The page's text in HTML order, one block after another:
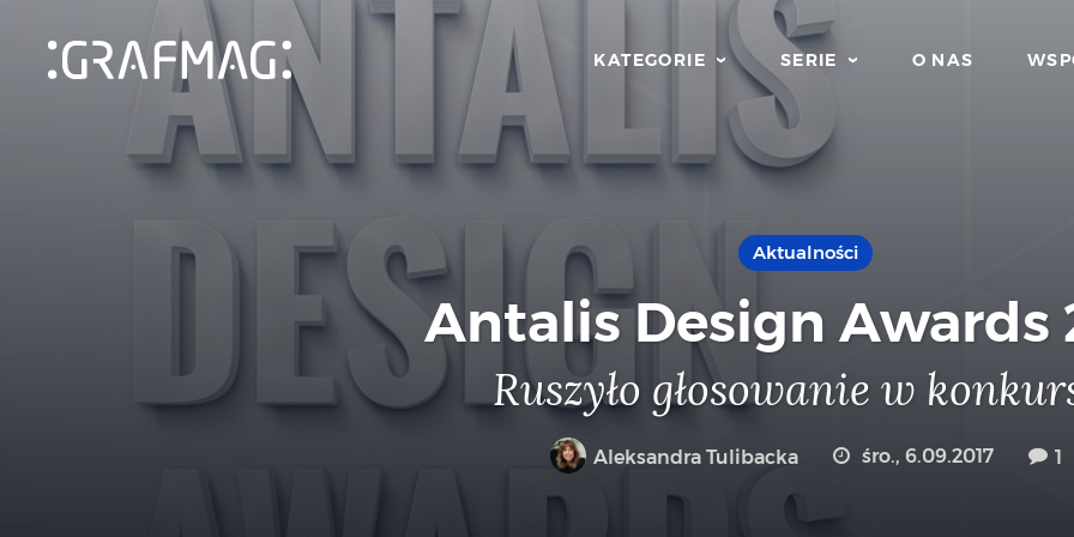
KATEGORIE SERIE O NAS
Aktualności
Antalis Design Awards
Ruszyło głosowanie w
Aleksandra Tulibacka śro., 6.09.2017 1